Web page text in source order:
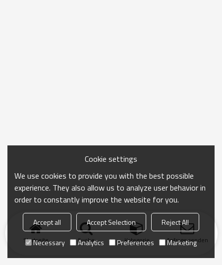
Startseite Suche Kategorie Anfrage senden
Cookie settings
We use cookies to provide you with the best possible
experience. They also allow us to analyze user behavior in
order to constantly improve the website for you.
Accept all Accept Selection
Reject All
Necessary
Analytics Preferences Marketing